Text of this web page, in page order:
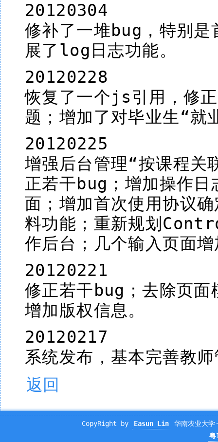
20120304
修补了一堆bug，特别是
展了log日志功能。
20120228
恢复了一个js引用，修
题；增加了对毕业生“就
20120225
增强后台管理“按课程
正若干bug；增加操作日
面；增加首次使用协议
料功能；重新规划
作后台；几个输入页面
20120221
修正若干bug；去除页
增加版权信息。
20120217
系统发布，基本完善教
返回
CopyRight by Easun Lin
华南农业大
粤